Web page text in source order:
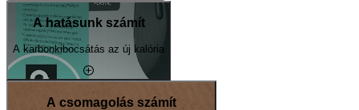
A hatásunk számít
A karbonkibocsátás az új kalória
A csomagolás számít